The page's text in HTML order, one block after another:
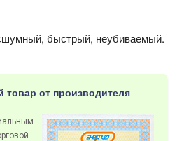
быстрый, неубиваемый.
от производителя